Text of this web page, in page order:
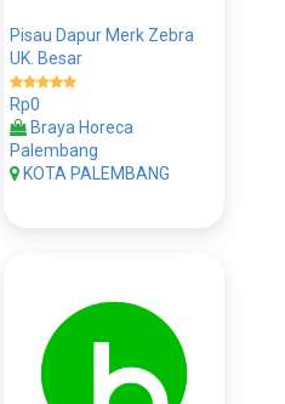
Pisau Dapur Merk Zebra
UK. Besar
Rp0
Braya Horeca
Palembang
KOTA PALEMBANG